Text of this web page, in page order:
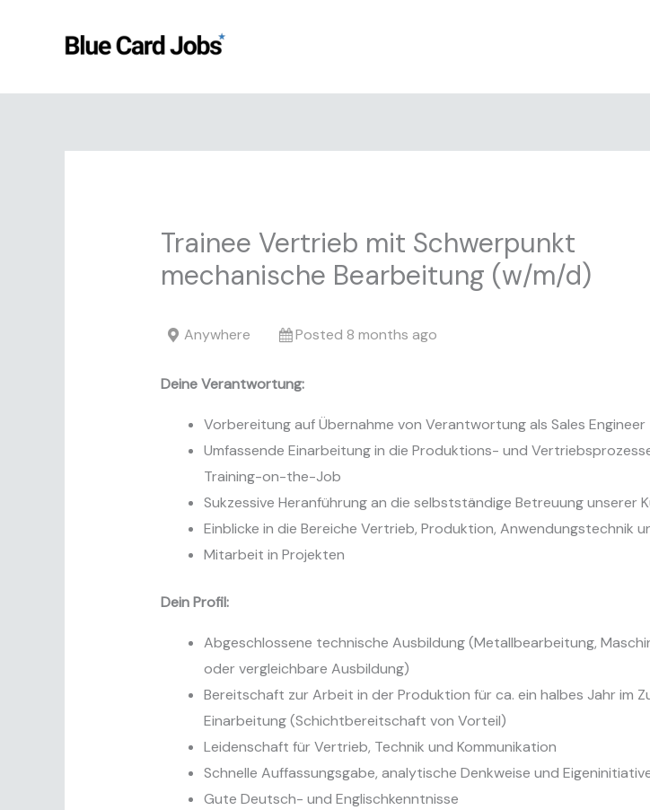
Trainee Vertrieb mit Schwerpunkt
mechanische Bearbeitung (w/m/d)
Anywhere Posted 8 months ago
Deine Verantwortung:
Vorbereitung auf Übernahme von Verantwortung als Sales Engineer
Umfassende Einarbeitung in die Produktions- und
Training-on-the-Job
Sukzessive Heranführung an die selbstständige Betreuung unserer
Einblicke in die Bereiche Vertrieb, Produktion, Anwendungstechnik
Mitarbeit in Projekten
Dein Profil:
Abgeschlossene technische Ausbildung (Metallbearbeitung,
oder vergleichbare Ausbildung)
Bereitschaft zur Arbeit in der Produktion für ca. ein halbes Jahr im
Einarbeitung (Schichtbereitschaft von Vorteil)
Leidenschaft für Vertrieb, Technik und Kommunikation
Schnelle Auffassungsgabe, analytische Denkweise und
Gute Deutsch- und Englischkenntnisse